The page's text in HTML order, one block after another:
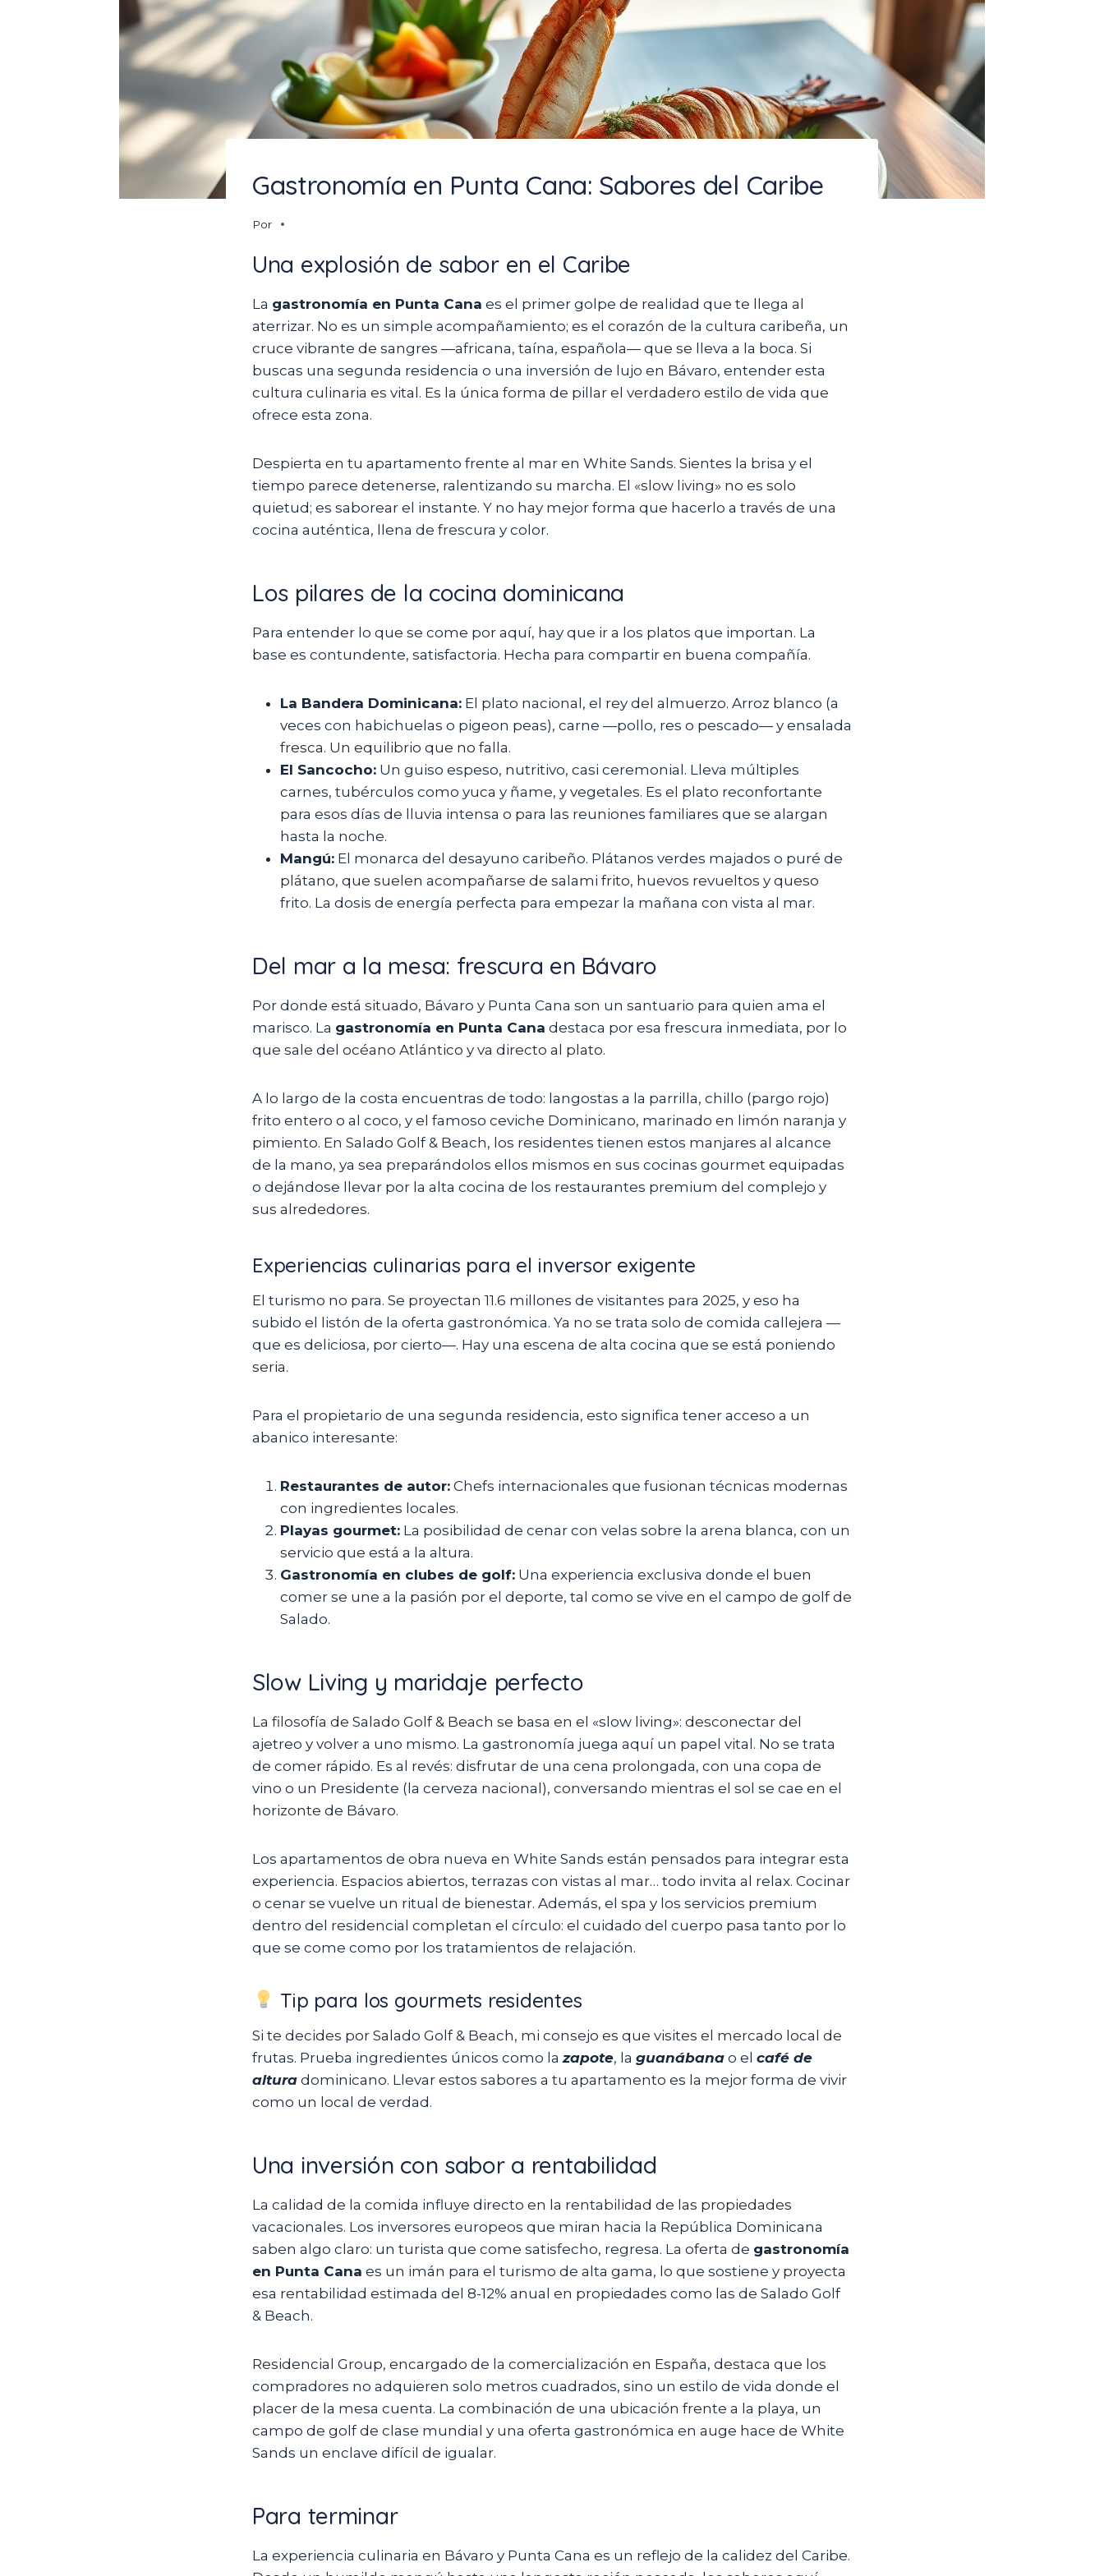
Gastronomía en Punta Cana: Sabores del Caribe
Por
Una explosión de sabor en el Caribe
La gastronomía en Punta Cana es el primer golpe de realidad que te llega al
aterrizar. No es un simple acompañamiento; es el corazón de la cultura caribeña, un
cruce vibrante de sangres —africana, taína, española— que se lleva a la boca. Si
buscas una segunda residencia o una inversión de lujo en Bávaro, entender esta
cultura culinaria es vital. Es la única forma de pillar el verdadero estilo de vida que
ofrece esta zona.
Despierta en tu apartamento frente al mar en White Sands. Sientes la brisa y el
tiempo parece detenerse, ralentizando su marcha. El «slow living» no es solo
quietud; es saborear el instante. Y no hay mejor forma que hacerlo a través de una
cocina auténtica, llena de frescura y color.
Los pilares de la cocina dominicana
Para entender lo que se come por aquí, hay que ir a los platos que importan. La
base es contundente, satisfactoria. Hecha para compartir en buena compañía.
La Bandera Dominicana: El plato nacional, el rey del almuerzo. Arroz blanco (a
veces con habichuelas o pigeon peas), carne —pollo, res o pescado— y ensalada
fresca. Un equilibrio que no falla.
El Sancocho: Un guiso espeso, nutritivo, casi ceremonial. Lleva múltiples
carnes, tubérculos como yuca y ñame, y vegetales. Es el plato reconfortante
para esos días de lluvia intensa o para las reuniones familiares que se alargan
hasta la noche.
Mangú: El monarca del desayuno caribeño. Plátanos verdes majados o puré de
plátano, que suelen acompañarse de salami frito, huevos revueltos y queso
frito. La dosis de energía perfecta para empezar la mañana con vista al mar.
Del mar a la mesa: frescura en Bávaro
Por donde está situado, Bávaro y Punta Cana son un santuario para quien ama el
marisco. La gastronomía en Punta Cana destaca por esa frescura inmediata, por lo
que sale del océano Atlántico y va directo al plato.
A lo largo de la costa encuentras de todo: langostas a la parrilla, chillo (pargo rojo)
frito entero o al coco, y el famoso ceviche Dominicano, marinado en limón naranja y
pimiento. En Salado Golf & Beach, los residentes tienen estos manjares al alcance
de la mano, ya sea preparándolos ellos mismos en sus cocinas gourmet equipadas
o dejándose llevar por la alta cocina de los restaurantes premium del complejo y
sus alrededores.
Experiencias culinarias para el inversor exigente
El turismo no para. Se proyectan 11.6 millones de visitantes para 2025, y eso ha
subido el listón de la oferta gastronómica. Ya no se trata solo de comida callejera —
que es deliciosa, por cierto—. Hay una escena de alta cocina que se está poniendo
seria.
Para el propietario de una segunda residencia, esto significa tener acceso a un
abanico interesante:
Restaurantes de autor: Chefs internacionales que fusionan técnicas modernas
con ingredientes locales.
Playas gourmet: La posibilidad de cenar con velas sobre la arena blanca, con un
servicio que está a la altura.
Gastronomía en clubes de golf: Una experiencia exclusiva donde el buen
comer se une a la pasión por el deporte, tal como se vive en el campo de golf de
Salado.
Slow Living y maridaje perfecto
La filosofía de Salado Golf & Beach se basa en el «slow living»: desconectar del
ajetreo y volver a uno mismo. La gastronomía juega aquí un papel vital. No se trata
de comer rápido. Es al revés: disfrutar de una cena prolongada, con una copa de
vino o un Presidente (la cerveza nacional), conversando mientras el sol se cae en el
horizonte de Bávaro.
Los apartamentos de obra nueva en White Sands están pensados para integrar esta
experiencia. Espacios abiertos, terrazas con vistas al mar… todo invita al relax. Cocinar
o cenar se vuelve un ritual de bienestar. Además, el spa y los servicios premium
dentro del residencial completan el círculo: el cuidado del cuerpo pasa tanto por lo
que se come como por los tratamientos de relajación.
Tip para los gourmets residentes
Si te decides por Salado Golf & Beach, mi consejo es que visites el mercado local de
frutas. Prueba ingredientes únicos como la zapote, la guanábana o el café de
altura dominicano. Llevar estos sabores a tu apartamento es la mejor forma de vivir
como un local de verdad.
Una inversión con sabor a rentabilidad
La calidad de la comida influye directo en la rentabilidad de las propiedades
vacacionales. Los inversores europeos que miran hacia la República Dominicana
saben algo claro: un turista que come satisfecho, regresa. La oferta de gastronomía
en Punta Cana es un imán para el turismo de alta gama, lo que sostiene y proyecta
esa rentabilidad estimada del 8-12% anual en propiedades como las de Salado Golf
& Beach.
Residencial Group, encargado de la comercialización en España, destaca que los
compradores no adquieren solo metros cuadrados, sino un estilo de vida donde el
placer de la mesa cuenta. La combinación de una ubicación frente a la playa, un
campo de golf de clase mundial y una oferta gastronómica en auge hace de White
Sands un enclave difícil de igualar.
Para terminar
La experiencia culinaria en Bávaro y Punta Cana es un reflejo de la calidez del Caribe.